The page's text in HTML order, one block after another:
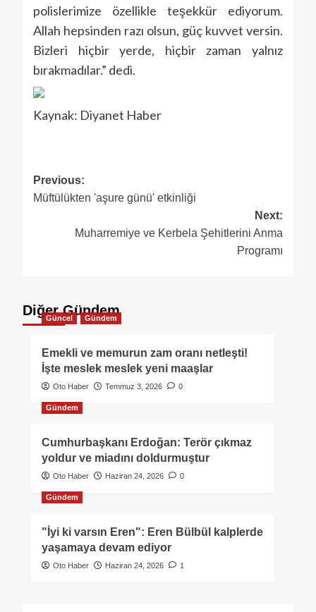
polislerimize özellikle teşekkür ediyorum.
Allah hepsinden razı olsun, güç kuvvet versin.
Bizleri hiçbir yerde, hiçbir zaman yalnız
bırakmadılar.” dedi.
Kaynak: Diyanet Haber
Previous:
Müftülükten 'aşure günü' etkinliği
Next:
Muharremiye ve Kerbela Şehitlerini Anma
Programı
Diğer Gündem
Güncel Gündem
Emekli ve memurun zam oranı netleşti!
İşte meslek meslek yeni maaşlar
Oto Haber Temmuz 3, 2026 0
Gündem
Cumhurbaşkanı Erdoğan: Terör çıkmaz
yoldur ve miadını doldurmuştur
Oto Haber Haziran 24, 2026 0
Gündem
"İyi ki varsın Eren": Eren Bülbül kalplerde
yaşamaya devam ediyor
Oto Haber Haziran 24, 2026 1